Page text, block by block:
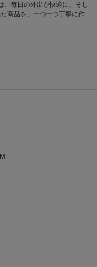
、毎日の外出が快適に、そし
商品を、一つ一つ丁寧に作